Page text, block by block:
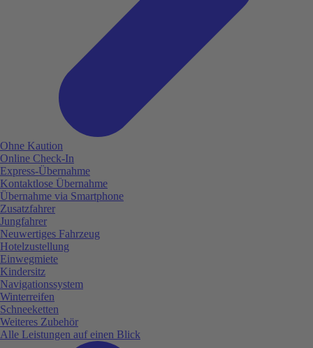
Ohne Kaution
Online Check-In
Express-Übernahme
Kontaktlose Übernahme
Übernahme via Smartphone
Zusatzfahrer
Jungfahrer
Neuwertiges Fahrzeug
Hotelzustellung
Einwegmiete
Kindersitz
Navigationssystem
Winterreifen
Schneeketten
Weiteres Zubehör
Alle Leistungen auf einen Blick